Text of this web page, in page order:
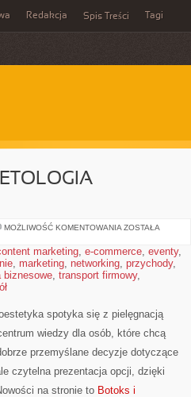
Redakcja Spis Treści Tagi
MOŻLIWOŚĆ KOMENTOWANIA ZABIEGI
I
KOSMETOLOGIA
ESTETYCZNA
W
ZOSTAŁA
marketing, e-commerce, eventy,
, marketing, networking, przychody,
biznesowe, transport firmowy,
spotyka się z pielęgnacją
wiedzy dla osób, które chcą
przemyślane decyzje dotyczące
czytelna prezentacja opcji, dzięki
na stronie to Botoks i